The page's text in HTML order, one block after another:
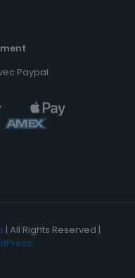
Paypal.
| All Rights Reserved |